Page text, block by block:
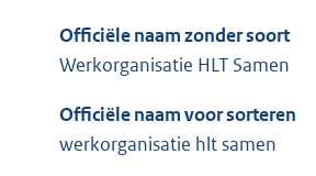
Officiële naam zonder soort
Werkorganisatie HLT Samen
Officiële naam voor sorteren
werkorganisatie hlt samen